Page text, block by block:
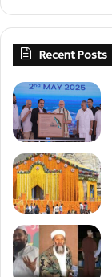
Recent Posts